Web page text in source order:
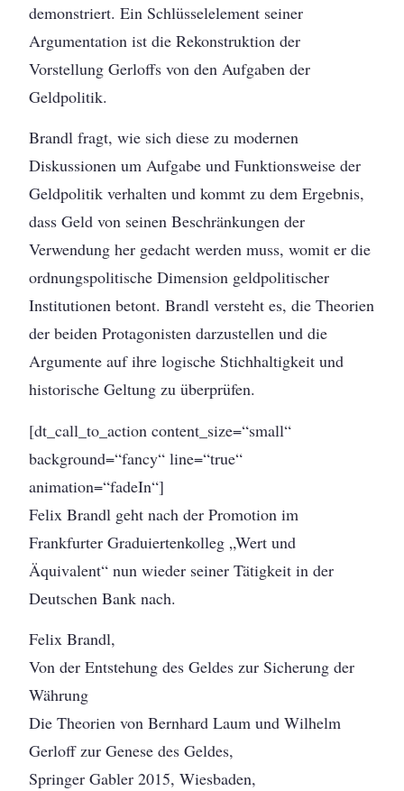
demonstriert. Ein Schlüsselelement seiner
Argumentation ist die Rekonstruktion der
Vorstellung Gerloffs von den Aufgaben der
Geldpolitik.
Brandl fragt, wie sich diese zu modernen
Diskussionen um Aufgabe und Funktionsweise der
Geldpolitik verhalten und kommt zu dem Ergebnis,
dass Geld von seinen Beschränkungen der
Verwendung her gedacht werden muss, womit er die
ordnungspolitische Dimension geldpolitischer
Institutionen betont. Brandl versteht es, die Theorien
der beiden Protagonisten darzustellen und die
Argumente auf ihre logische Stichhaltigkeit und
historische Geltung zu überprüfen.
[dt_call_to_action content_size=“small“
background=“fancy“ line=“true“
animation=“fadeIn“]
Felix Brandl geht nach der Promotion im
Frankfurter Graduiertenkolleg „Wert und
Äquivalent“ nun wieder seiner Tätigkeit in der
Deutschen Bank nach.
Felix Brandl,
Von der Entstehung des Geldes zur Sicherung der
Währung
Die Theorien von Bernhard Laum und Wilhelm
Gerloff zur Genese des Geldes,
Springer Gabler 2015, Wiesbaden,